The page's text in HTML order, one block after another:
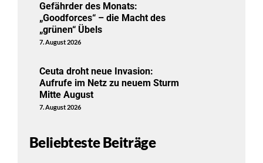
Gefährder des Monats:
„Goodforces“ – die Macht des
„grünen“ Übels
7. August 2026
Ceuta droht neue Invasion:
Aufrufe im Netz zu neuem Sturm
Mitte August
7. August 2026
Beliebteste Beiträge